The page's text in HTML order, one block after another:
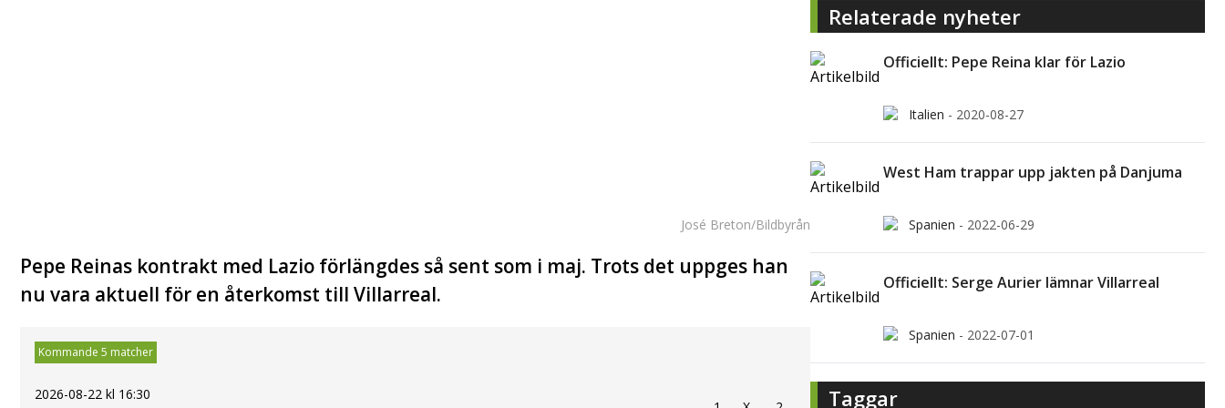
José Breton/Bildbyrån
Pepe Reinas kontrakt med Lazio förlängdes så sent som i maj. Trots det uppges han
nu vara aktuell för en återkomst till Villarreal.
Kommande 5 matcher
2026-08-22 kl 16:30
Relaterade nyheter
Officiellt: Pepe Reina klar för Lazio
Italien - 2020-08-27
West Ham trappar upp jakten på Danjuma
Spanien - 2022-06-29
Officiellt: Serge Aurier lämnar Villarreal
Spanien - 2022-07-01
Taggar